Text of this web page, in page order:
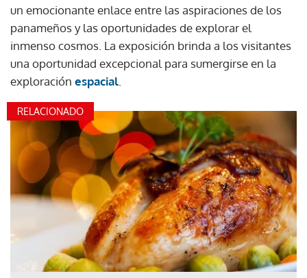
un emocionante enlace entre las aspiraciones de los
panameños y las oportunidades de explorar el
inmenso cosmos. La exposición brinda a los visitantes
una oportunidad excepcional para sumergirse en la
exploración espacial
RELACIONADO